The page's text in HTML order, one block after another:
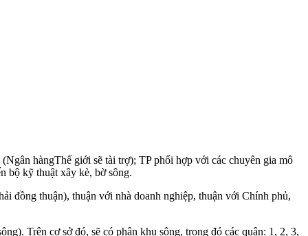
hàngThế giới sẽ tài trợ); TP phối hợp với các chuyên gia mô
bộ kỹ thuật xây kè, bờ sông.
đồng thuận), thuận với nhà doanh nghiệp, thuận với Chính phủ,
Trên cơ sở đó, sẽ có phân khu sông, trong đó các quận: 1, 2, 3,